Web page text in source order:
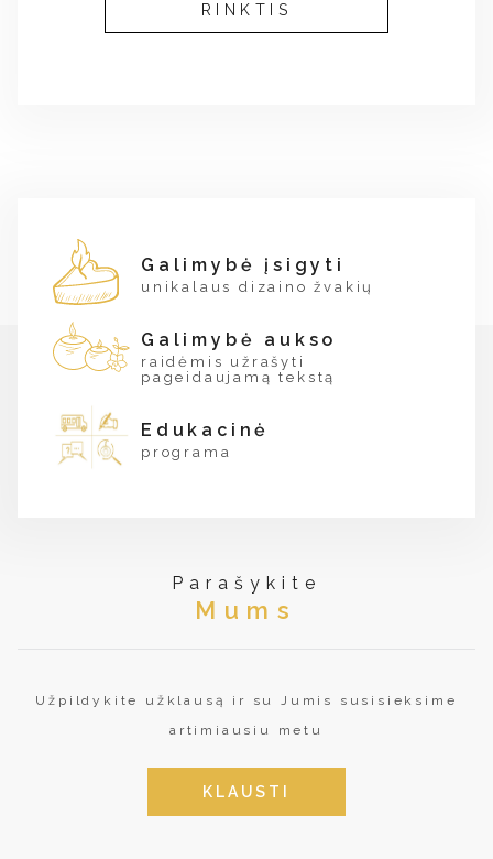
RINKTIS
Galimybė įsigyti
unikalaus dizaino žvakių
Galimybė aukso
raidėmis užrašyti
pageidaujamą tekstą
Edukacinė
programa
Parašykite
Mums
Užpildykite užklausą ir su Jumis susisieksime
artimiausiu metu
KLAUSTI